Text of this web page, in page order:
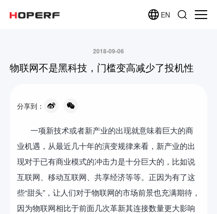
EN
2018-09-06
物联网不是黑科技，门槛变高减少了投机性
分享到：
一项新技术或者新产业的出现就意味着巨大的商
业机遇，从最近几十年的演变规律来看，新产业的出
现对于已有商业模式的冲击力是十分巨大的，比如说
互联网、移动互联网、共享经济等等。正因为有了这
些“甜头”，让人们对于物联网的市场前景也充满期待，
因为物联网相比于前面几次革新其连接数量更大影响